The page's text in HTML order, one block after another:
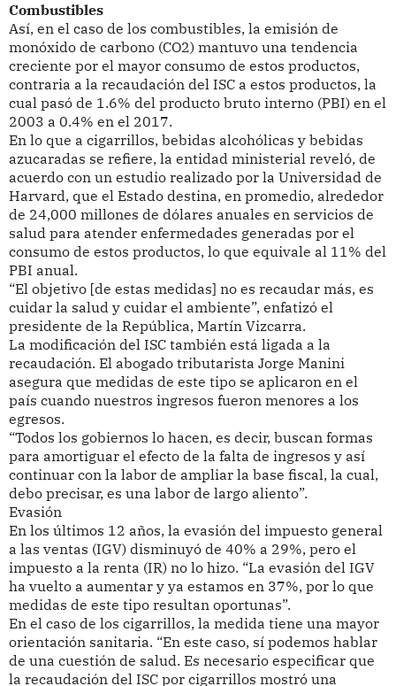
Combustibles
Así, en el caso de los combustibles, la emisión de
monóxido de carbono (CO2) mantuvo una tendencia
creciente por el mayor consumo de estos productos,
contraria a la recaudación del ISC a estos productos, la
cual pasó de 1.6% del producto bruto interno (PBI) en el
2003 a 0.4% en el 2017.
En lo que a cigarrillos, bebidas alcohólicas y bebidas
azucaradas se refiere, la entidad ministerial reveló, de
acuerdo con un estudio realizado por la Universidad de
Harvard, que el Estado destina, en promedio, alrededor
de 24,000 millones de dólares anuales en servicios de
salud para atender enfermedades generadas por el
consumo de estos productos, lo que equivale al 11% del
PBI anual.
“El objetivo [de estas medidas] no es recaudar más, es
cuidar la salud y cuidar el ambiente”, enfatizó el
presidente de la República, Martín Vizcarra.
La modificación del ISC también está ligada a la
recaudación. El abogado tributarista Jorge Manini
asegura que medidas de este tipo se aplicaron en el
país cuando nuestros ingresos fueron menores a los
egresos.
“Todos los gobiernos lo hacen, es decir, buscan formas
para amortiguar el efecto de la falta de ingresos y así
continuar con la labor de ampliar la base fiscal, la cual,
debo precisar, es una labor de largo aliento”.
Evasión
En los últimos 12 años, la evasión del impuesto general
a las ventas (IGV) disminuyó de 40% a 29%, pero el
impuesto a la renta (IR) no lo hizo. “La evasión del IGV
ha vuelto a aumentar y ya estamos en 37%, por lo que
medidas de este tipo resultan oportunas”.
En el caso de los cigarrillos, la medida tiene una mayor
orientación sanitaria. “En este caso, sí podemos hablar
de una cuestión de salud. Es necesario especificar que
la recaudación del ISC por cigarrillos mostró una